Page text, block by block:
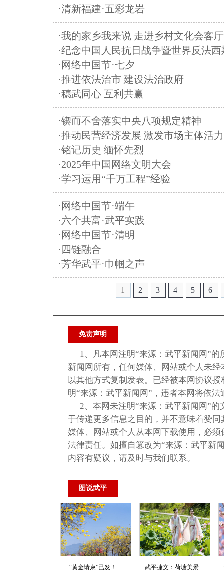
·清新福建·五彩龙岩
·我的家乡我来说 走进乡村文化会客厅
·纪念中国人民抗日战争暨世界反法
·网络中国节·七夕
·推进依法治市 建设法治政府
·穗武同心 互利共赢
·锲而不舍落实中央八项规定精神
·推动民营经济发展 激发市场主体活力
·铭记历史 缅怀先烈
·2025年中国网络文明大会
·学习运用“千万工程”经验
·网络中国节·端午
·六个共富·武平实践
·网络中国节·清明
·四链融合
·芳华武平·巾帼之声
1 2 3 4 5 6
免责声明
1、凡本网注明“来源：武平新闻网”
新闻网所有，任何媒体、网站或个人未
以其他方式复制发表。已经被本网协议
明“来源：武平新闻网”，违者本网将依法
2、本网未注明“来源：武平新闻网”
于传递更多信息之目的，并不意味着赞
媒体、网站或个人从本网下载使用，必
法律责任。如擅自篡改为“来源：武平新
内容有疑议，请及时与我们联系。
图说武平
“黄金请柬”已发！ ... 武平捷文：荷塘美景 ...